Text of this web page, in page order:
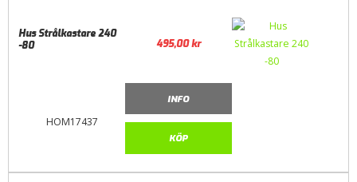
HOM17437
Hus Strålkastare 240
-80
495,00kr
INFO
KÖP